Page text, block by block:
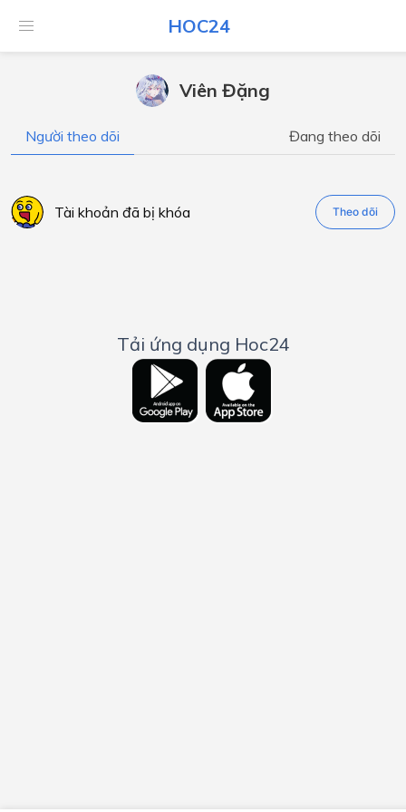
HOC24
Viên Đặng
Người theo dõi Đang theo dõi
Tài khoản đã bị khóa Theo dõi
Tải ứng dụng Hoc24